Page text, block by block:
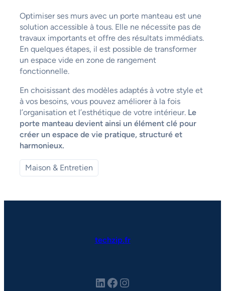
Optimiser ses murs avec un porte manteau est une
solution accessible à tous. Elle ne nécessite pas de
travaux importants et offre des résultats immédiats.
En quelques étapes, il est possible de transformer
un espace vide en zone de rangement
fonctionnelle.
En choisissant des modèles adaptés à votre style et
à vos besoins, vous pouvez améliorer à la fois
l’organisation et l’esthétique de votre intérieur. Le
porte manteau devient ainsi un élément clé pour
créer un espace de vie pratique, structuré et
harmonieux.
Maison & Entretien
techzip.fr
LinkedIn Facebook Instagram